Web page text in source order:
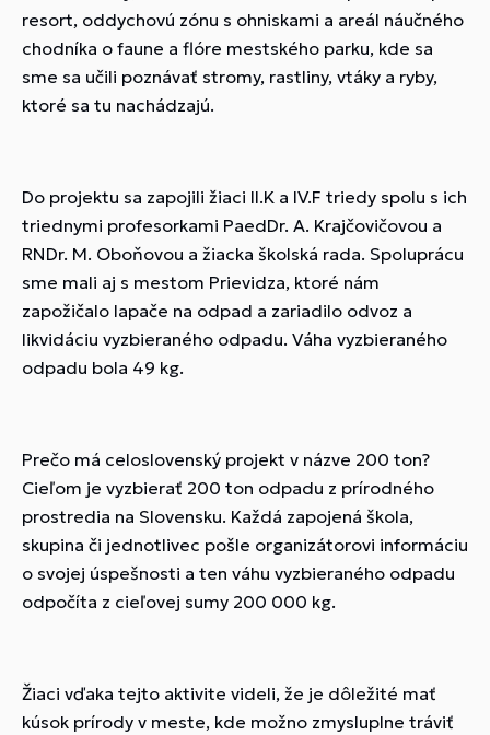
resort, oddychovú zónu s ohniskami a areál náučného
chodníka o faune a flóre mestského parku, kde sa
sme sa učili poznávať stromy, rastliny, vtáky a ryby,
ktoré sa tu nachádzajú.
Do projektu sa zapojili žiaci II.K a IV.F triedy spolu s ich
triednymi profesorkami PaedDr. A. Krajčovičovou a
RNDr. M. Oboňovou a žiacka školská rada. Spoluprácu
sme mali aj s mestom Prievidza, ktoré nám
zapožičalo lapače na odpad a zariadilo odvoz a
likvidáciu vyzbieraného odpadu. Váha vyzbieraného
odpadu bola 49 kg.
Prečo má celoslovenský projekt v názve 200 ton?
Cieľom je vyzbierať 200 ton odpadu z prírodného
prostredia na Slovensku. Každá zapojená škola,
skupina či jednotlivec pošle organizátorovi informáciu
o svojej úspešnosti a ten váhu vyzbieraného odpadu
odpočíta z cieľovej sumy 200 000 kg.
Žiaci vďaka tejto aktivite videli, že je dôležité mať
kúsok prírody v meste, kde možno zmysluplne tráviť